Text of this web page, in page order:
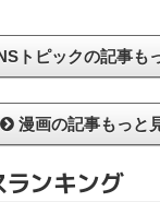
トピックの記事も
漫画の記事もっと
ンキング